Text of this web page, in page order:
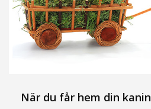
När du får hem din kanin